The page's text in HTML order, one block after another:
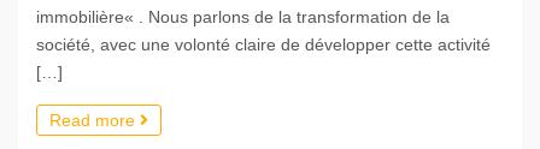
immobilière« . Nous parlons de la transformation de la
société, avec une volonté claire de développer cette activité
[…]
Read more